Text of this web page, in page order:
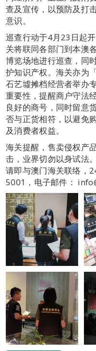
查及宣传，以预防及打
意识。
巡查行动于4月23日起
关将联同各部门到本澳
博览场地进行巡查，同
护知识产权。海关亦为
石艺墟摊档经营者举办
重要性，提醒商户守法
良好的商号，同时留意
否与正货相符，以避免
及消费者权益。
海关提醒，售卖侵权产
击，业界切勿以身试法
请即与澳门海关联络，
5001，电子邮件：